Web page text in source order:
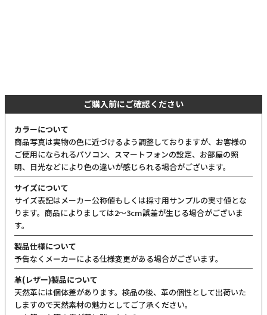
ご購入前にご確認ください
カラーについて
商品写真は実物の色に近づけるよう調整しておりますが、お客様の
ご使用になられるパソコン、スマートフォンの設定、お部屋の照
明、日光などにより色の違いが感じられる場合がございます。
サイズについて
サイズ表記はメーカー公称値もしくは採寸用サンプルの実寸値とな
ります。商品によりましては2〜3cm誤差が生じる場合がございま
す。
製品仕様について
予告なくメーカーによる仕様変更がある場合がございます。
革(レザー)製品について
天然革には個体差があります。検品の後、革の個性として出荷いた
しますので天然素材の魅力としてご了承ください。